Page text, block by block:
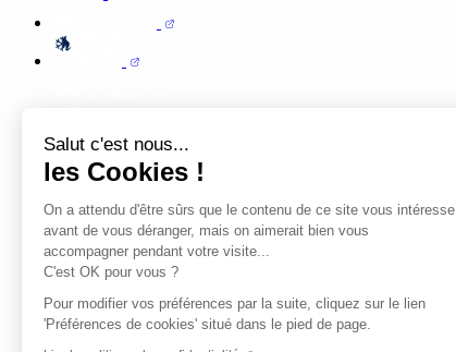
Salut c'est nous...
les Cookies !
On a attendu d'être sûrs que le contenu de ce site vous intéresse
avant de vous déranger, mais on aimerait bien vous
accompagner pendant votre visite...
C'est OK pour vous ?
Pour modifier vos préférences par la suite, cliquez sur le lien
'Préférences de cookies' situé dans le pied de page.